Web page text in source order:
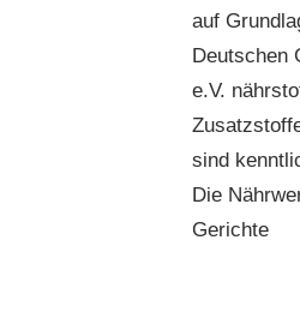
auf
Deutschen
e.V.
sind
Die
Gerichte